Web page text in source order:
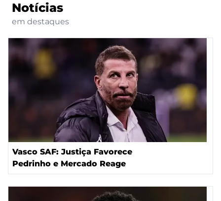
Notícias
em destaques
Vasco SAF: Justiça Favorece
Pedrinho e Mercado Reage